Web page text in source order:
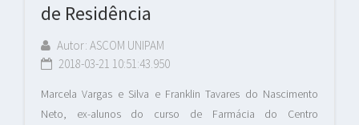
de Residência
Autor: ASCOM UNIPAM
2018-03-21 10:51:43.950
Marcela Vargas e Silva e Franklin Tavares do Nascimento
Neto, ex-alunos do curso de Farmácia do Centro